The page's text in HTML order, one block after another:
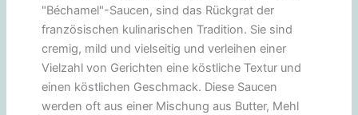
"Béchamel"-Saucen, sind das Rückgrat der
französischen kulinarischen Tradition. Sie sind
cremig, mild und vielseitig und verleihen einer
Vielzahl von Gerichten eine köstliche Textur und
einen köstlichen Geschmack. Diese Saucen
werden oft aus einer Mischung aus Butter, Mehl